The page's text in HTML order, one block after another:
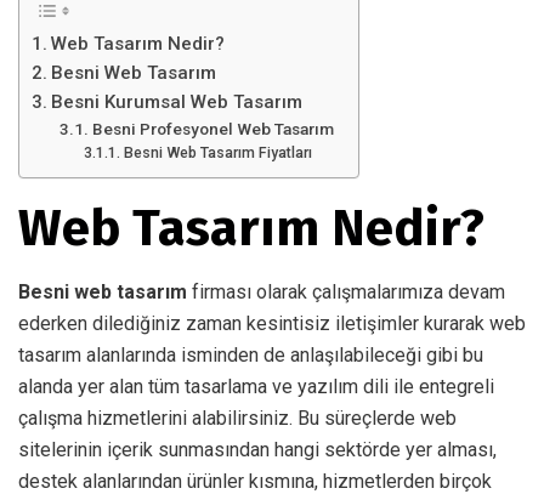
Web Tasarım Nedir?
Besni Web Tasarım
Besni Kurumsal Web Tasarım
Besni Profesyonel Web Tasarım
Besni Web Tasarım Fiyatları
Web Tasarım Nedir?
Besni web tasarım firması olarak çalışmalarımıza devam
ederken dilediğiniz zaman kesintisiz iletişimler kurarak web
tasarım alanlarında isminden de anlaşılabileceği gibi bu
alanda yer alan tüm tasarlama ve yazılım dili ile entegreli
çalışma hizmetlerini alabilirsiniz. Bu süreçlerde web
sitelerinin içerik sunmasından hangi sektörde yer alması,
destek alanlarından ürünler kısmına, hizmetlerden birçok